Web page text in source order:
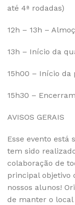
até 4ª rodadas)
12h – 13h –
13h – Início da
15h00 – Início da
15h30 –
AVISOS GERAIS
Esse evento está
tem sido
colaboração de
principal objetivo
nossos alunos!
de manter o